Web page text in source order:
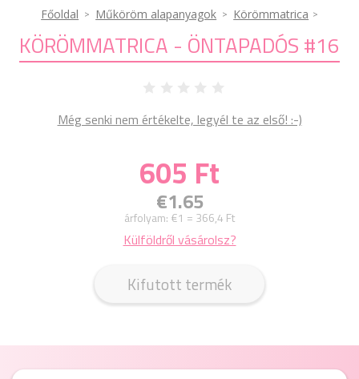
Főoldal Műköröm alapanyagok Körömmatrica
KÖRÖMMATRICA - ÖNTAPADÓS #16
Még senki nem értékelte, legyél te az első! :-)
605 Ft
€1.65
árfolyam: €1 = 366,4 Ft
Külföldről vásárolsz?
Kifutott termék